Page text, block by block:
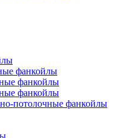
фанкойлы
фанкойлы
фанкойлы
потолочные фанкойлы